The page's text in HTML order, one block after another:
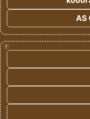
!